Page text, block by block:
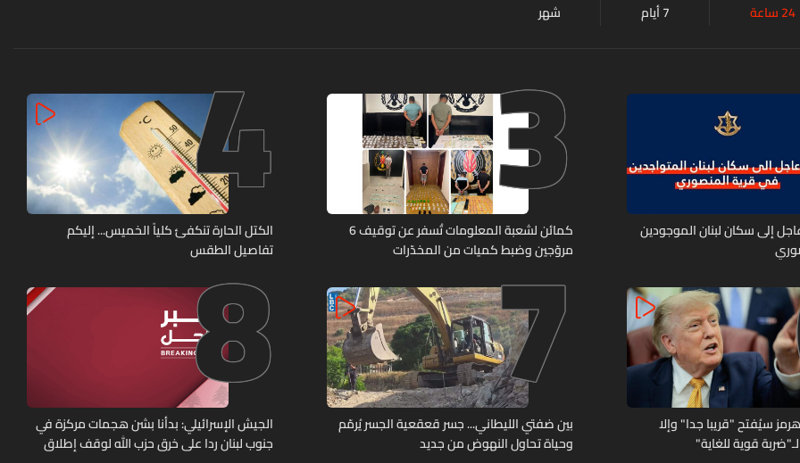
24 ساعة 7 أيام شهر
عاجل إلى سكان لبنان الموجودين
3
كمائن لشعبة المعلومات تُسفر عن توقيف 6
مروّجين وضبط كميات من المخدّرات
4
الكتل الحارة تنكفئ كلياً الخميس... إليكم
تفاصيل الطقس
سيُفتح "قريبا جدا" وإلا
قوية للغاية"
7
بين ضفتي الليطاني... جسر قعقعية الجسر يُرمّم
وحياة تحاول النهوض من جديد
8
الجيش الإسرائيلي: بدأنا بشن هجمات مركزة في
جنوب لبنان ردا على خرق حزب الله لوقف إطلاق